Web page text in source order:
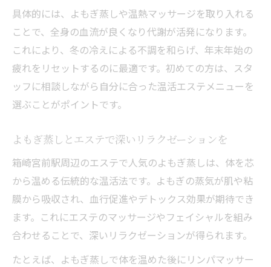
具体的には、よもぎ蒸しや温熱マッサージを取り入れる
ことで、全身の血流が良くなり代謝が活発になります。
これにより、冬の冷えによる不調を和らげ、年末年始の
疲れをリセットするのに最適です。初めての方は、スタ
ッフに相談しながら自分に合った温活エステメニューを
選ぶことがポイントです。
よもぎ蒸しとエステで深いリラクゼーションを
箱崎宮前駅周辺のエステで人気のよもぎ蒸しは、体を芯
から温める伝統的な温活法です。よもぎの蒸気が肌や粘
膜から吸収され、血行促進やデトックス効果が期待でき
ます。これにエステのマッサージやフェイシャルを組み
合わせることで、深いリラクゼーションが得られます。
たとえば、よもぎ蒸しで体を温めた後にリンパマッサー